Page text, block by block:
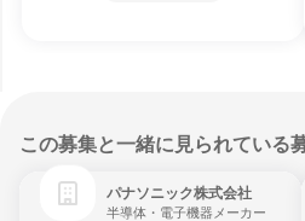
この募集と一緒に見られている
パナソニック株式会社
半導体・電子機器メーカー